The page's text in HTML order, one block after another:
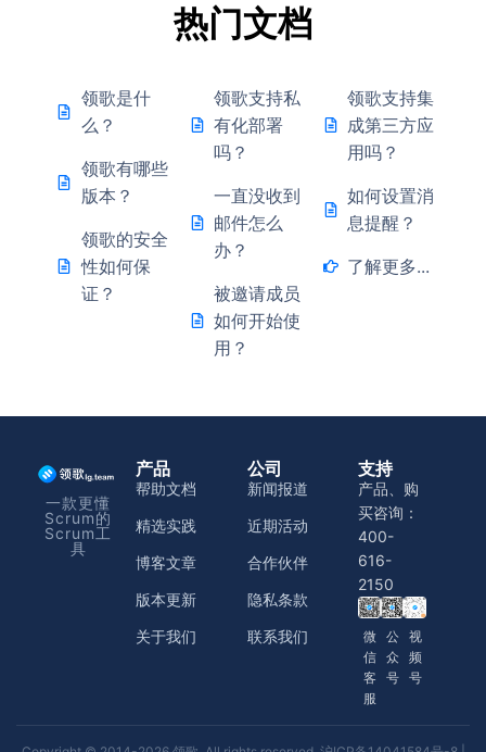
热门文档
领歌是什
么？
领歌有哪些
版本？
领歌的安全
性如何保
证？
领歌支持私
有化部署
吗？
一直没收到
邮件怎么
办？
被邀请成员
如何开始使
用？
领歌支持集
成第三方应
用吗？
如何设置消
息提醒？
了解更多...
一款更懂
Scrum的
Scrum工
具
产品
帮助文档
精选实践
博客文章
版本更新
关于我们
公司
新闻报道
近期活动
合作伙伴
隐私条款
联系我们
支持
产品、购
买咨询：
400-
616-
2150
微
信
客
服
公
众
号
视
频
号